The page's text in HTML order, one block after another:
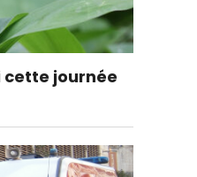
cette journée